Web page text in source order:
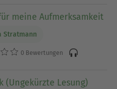
meine Aufmerksamkeit
Stratmann
0 Bewertungen
(Ungekürzte Lesung)